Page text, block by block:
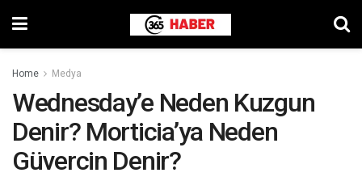
Home Medya
Wednesday’e Neden Kuzgun
Denir? Morticia’ya Neden
Güvercin Denir?